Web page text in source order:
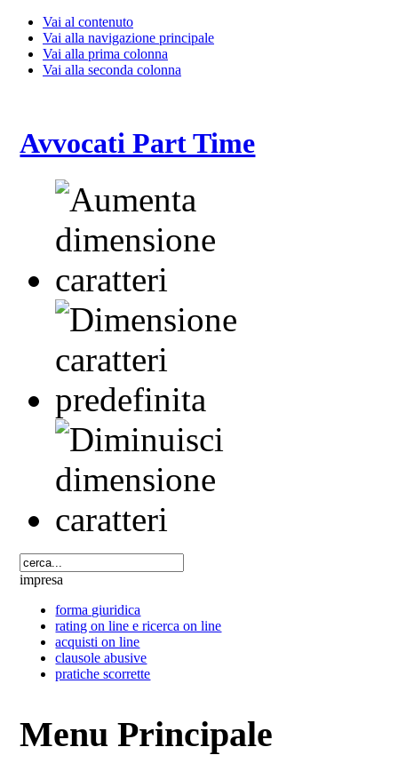
Vai al contenuto
Vai alla navigazione principale
Vai alla prima colonna
Vai alla seconda colonna
Avvocati Part Time
impresa
forma giuridica
rating on line e ricerca on line
acquisti on line
clausole abusive
pratiche scorrette
Menu Principale